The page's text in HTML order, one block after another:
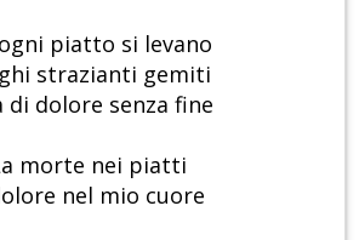
piatto si levano
strazianti gemiti
di dolore senza fine
morte nei piatti
nel mio cuore